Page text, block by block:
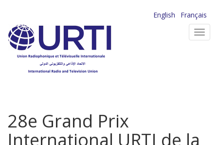
contenu
principal
English
Français
28e Grand Prix
International URTI de la